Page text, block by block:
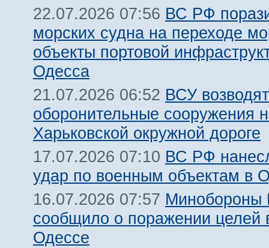
22.07.2026 07:56 ВС РФ
морских судна на переходе
объекты портовой
Одесса
21.07.2026 06:52 ВСУ возводят
оборонительные сооружения
Харьковской окружной дороге
17.07.2026 07:10 ВС РФ
удар по военным объектам в
16.07.2026 07:57
сообщило о поражении целей
Одессе